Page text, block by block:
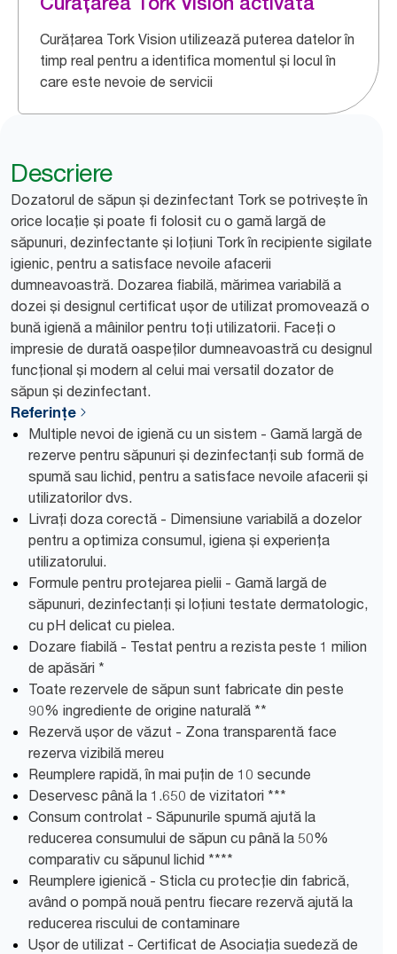
Curățarea Tork Vision utilizează puterea datelor în
timp real pentru a identifica momentul și locul în
care este nevoie de servicii
Descriere
Dozatorul de săpun și dezinfectant Tork se potrivește în
orice locație și poate fi folosit cu o gamă largă de
săpunuri, dezinfectante și loțiuni Tork în recipiente sigilate
igienic, pentru a satisface nevoile afacerii
dumneavoastră. Dozarea fiabilă, mărimea variabilă a
dozei și designul certificat ușor de utilizat promovează o
bună igienă a mâinilor pentru toți utilizatorii. Faceți o
impresie de durată oaspeților dumneavoastră cu designul
funcțional și modern al celui mai versatil dozator de
săpun și dezinfectant.
Referințe
Multiple nevoi de igienă cu un sistem - Gamă largă de
rezerve pentru săpunuri și dezinfectanți sub formă de
spumă sau lichid, pentru a satisface nevoile afacerii și
utilizatorilor dvs.
Livrați doza corectă - Dimensiune variabilă a dozelor
pentru a optimiza consumul, igiena și experiența
utilizatorului.
Formule pentru protejarea pielii - Gamă largă de
săpunuri, dezinfectanți și loțiuni testate dermatologic,
cu pH delicat cu pielea.
Dozare fiabilă - Testat pentru a rezista peste 1 milion
de apăsări *
Toate rezervele de săpun sunt fabricate din peste
90% ingrediente de origine naturală **
Rezervă ușor de văzut - Zona transparentă face
rezerva vizibilă mereu
Reumplere rapidă, în mai puțin de 10 secunde
Deservesc până la 1.650 de vizitatori ***
Consum controlat - Săpunurile spumă ajută la
reducerea consumului de săpun cu până la 50%
comparativ cu săpunul lichid ****
Reumplere igienică - Sticla cu protecție din fabrică,
având o pompă nouă pentru fiecare rezervă ajută la
reducerea riscului de contaminare
Ușor de utilizat - Certificat de Asociația suedeză de